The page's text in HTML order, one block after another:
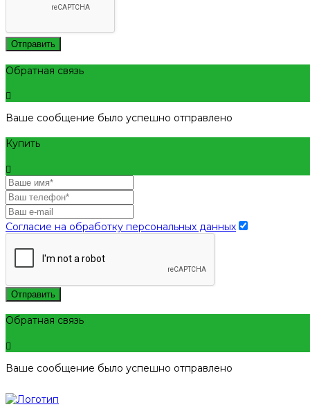
Отправить
Обратная связь
Ваше сообщение было успешно отправлено
Купить
Согласие на обработку персональных данных
Отправить
Обратная связь
Ваше сообщение было успешно отправлено